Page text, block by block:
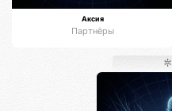
Аксия
Партнёры